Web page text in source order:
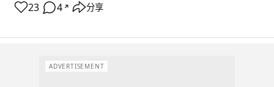
23 4 ↗ 分享
ADVERTISEMENT